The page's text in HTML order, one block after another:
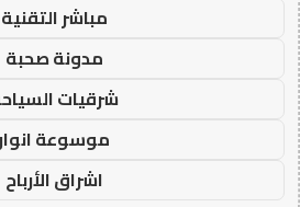
مباشر التقنية
مدونة صحبة
شرقيات
موسوعة
اشراق الأرباح